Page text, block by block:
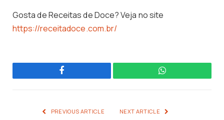
Gosta de Receitas de Doce? Veja no site
https://receitadoce.com.br/
Facebook WhatsApp
PREVIOUS ARTICLE NEXT ARTICLE